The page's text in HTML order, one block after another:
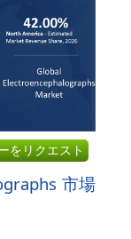
をリクエスト
市場